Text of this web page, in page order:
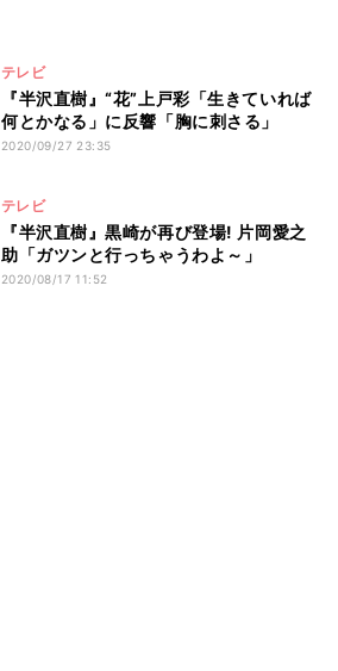
テレビ
『半沢直樹』“花”上戸彩「生きていれば
何とかなる」に反響「胸に刺さる」
2020/09/27 23:35
テレビ
『半沢直樹』黒崎が再び登場! 片岡愛之
助「ガツンと行っちゃうわよ～」
2020/08/17 11:52